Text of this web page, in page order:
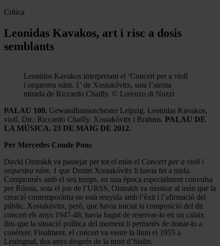
Crítica
Leonidas Kavakos, art i risc a dosis
semblants
Leonidas Kavakos interpretant el ‘Concert per a violí
i orquestra núm. 1’ de Xostakóvitx, sota l’atenta
mirada de Riccardo Chailly. © Lorenzo di Nozzi
PALAU 100. Gewandhausorchester Leipzig. Leonidas Kavakos,
violí. Dir.: Riccardo Chailly. Xostakóvitx i Brahms. PALAU DE
LA MÚSICA. 23 DE MAIG DE 2012.
Per Mercedes Conde Pons
David Oistrakh va passejar per tot el món el Concert per a violí i
orquestra núm. 1 que Dmitri Xostakóvitx li havia fet a mida.
Compromès amb el seu temps, en una època especialment convulsa
per Rússia, sota el jou de l’URSS, Oistrakh va mostrar al món que la
creació contemporània no està renyida amb l’èxit i l’afirmació del
públic. Xostakóvitx, però, que havia iniciat la composició del dit
concert els anys 1947-48, havia hagut de reservar-lo en un calaix
fins que la situació política del moment li permetés de donar-lo a
conèixer. Finalment, el concert va veure la llum el 1955 a
Leningrad, dos anys després de la mort d’Stalin.